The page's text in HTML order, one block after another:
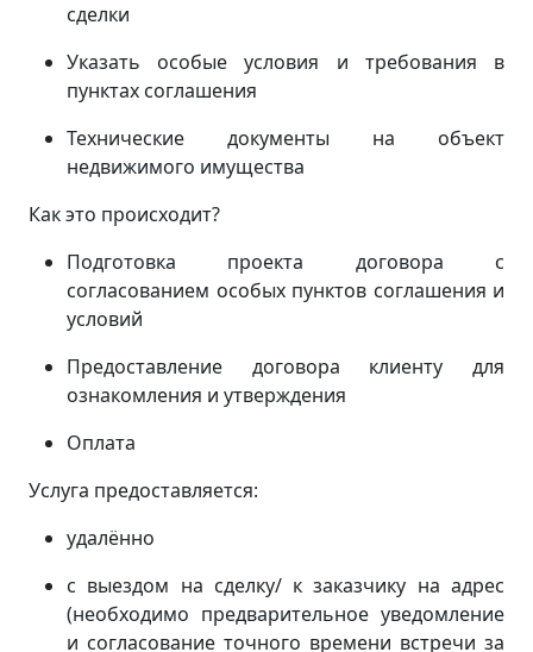
сделки
Указать особые условия и требования в
пунктах соглашения
Технические документы на объект
недвижимого имущества
Как это происходит?
Подготовка проекта договора с
согласованием особых пунктов соглашения и
условий
Предоставление договора клиенту для
ознакомления и утверждения
Оплата
Услуга предоставляется:
удалённо
с выездом на сделку/ к заказчику на адрес
(необходимо предварительное уведомление
и согласование точного времени встречи за